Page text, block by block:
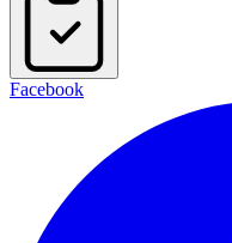
Facebook